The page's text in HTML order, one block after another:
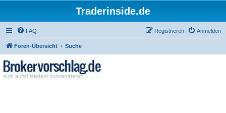
Traderinside.de
FAQ Anmelden
Registrieren
Foren-Übersicht Suche